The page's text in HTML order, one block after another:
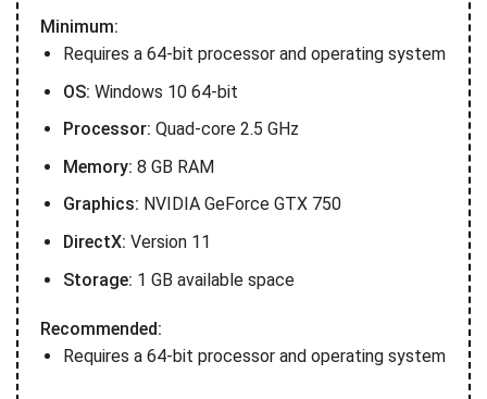
Minimum:
Requires a 64-bit processor and operating system
OS: Windows 10 64-bit
Processor: Quad-core 2.5 GHz
Memory: 8 GB RAM
Graphics: NVIDIA GeForce GTX 750
DirectX: Version 11
Storage: 1 GB available space
Recommended:
Requires a 64-bit processor and operating system